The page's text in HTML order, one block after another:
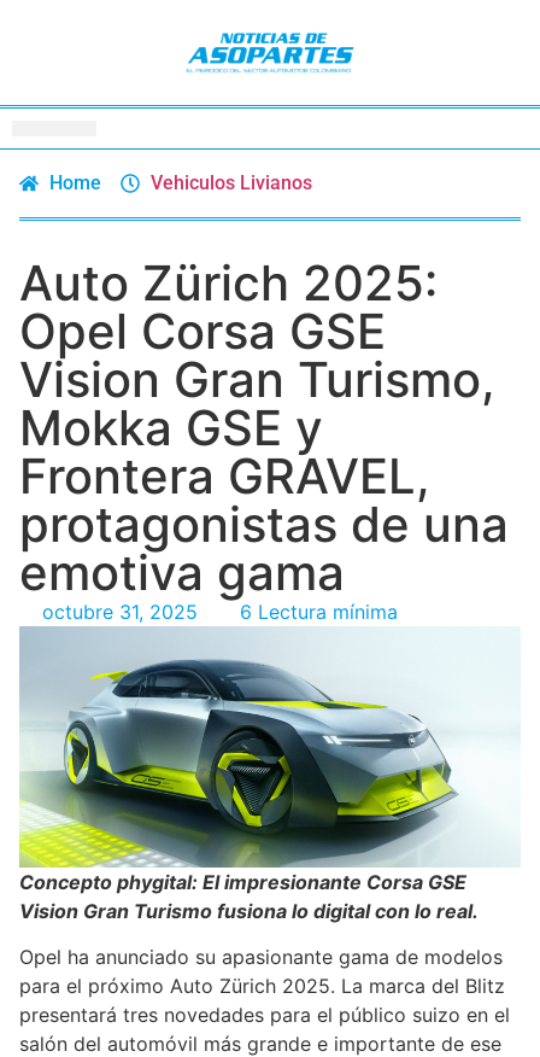
Home Vehiculos Livianos
Auto Zürich 2025:
Opel Corsa GSE
Vision Gran Turismo,
Mokka GSE y
Frontera GRAVEL,
protagonistas de una
emotiva gama
octubre 31, 2025 6 Lectura mínima
Concepto phygital: El impresionante Corsa GSE
Vision Gran Turismo fusiona lo digital con lo real.
Opel ha anunciado su apasionante gama de modelos
para el próximo Auto Zürich 2025. La marca del Blitz
presentará tres novedades para el público suizo en el
salón del automóvil más grande e importante de ese